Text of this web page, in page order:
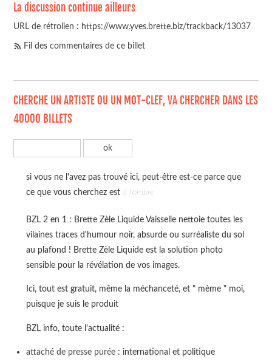
La discussion continue ailleurs
URL de rétrolien : https://www.yves.brette.biz/trackback/13037
Fil des commentaires de ce billet
CHERCHE UN ARTISTE OU UN MOT-CLEF, VA CHERCHER DANS LES
40000 BILLETS
si vous ne l'avez pas trouvé ici, peut-être est-ce parce que
ce que vous cherchez est à l'ombre
BZL 2 en 1 : Brette Zèle Liquide Vaisselle nettoie toutes les
vilaines traces d'humour noir, absurde ou surréaliste du sol
au plafond ! Brette Zèle Liquide est la solution photo
sensible pour la révélation de vos images.
Ici, tout est gratuit, même la méchanceté, et " mème " moi,
puisque je suis le produit
BZL info, toute l'actualité :
attaché de presse purée: international et politique